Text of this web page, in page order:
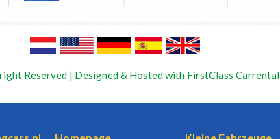
Reserved | Designed & Hosted with FirstClass Carrental